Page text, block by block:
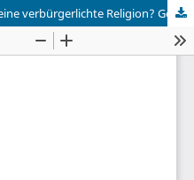
Flüchtlinge als Gnadengabe an eine verbürgerlichte Religion? Gefährliche Erinnerung an die Gerechtigkeit Gottes